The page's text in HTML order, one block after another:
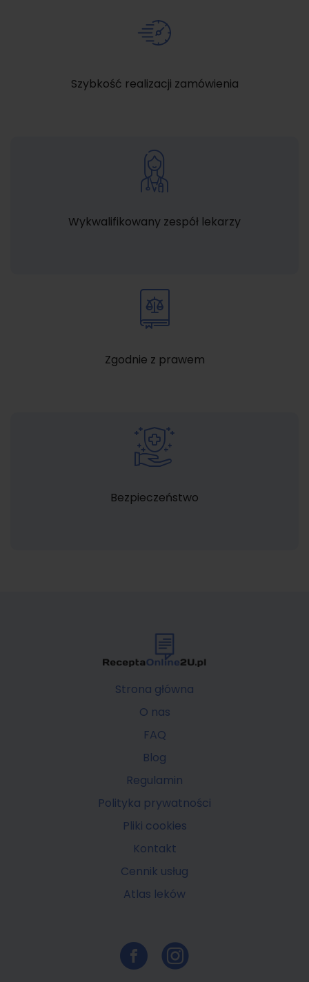
Szybkość realizacji zamówienia
Wykwalifikowany zespół lekarzy
Zgodnie z prawem
Bezpieczeństwo
Strona główna
O nas
FAQ
Blog
Regulamin
Polityka prywatności
Pliki cookies
Kontakt
Cennik usług
Atlas leków